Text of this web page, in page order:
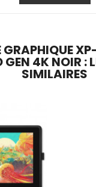
GRAPHIQUE
GEN 4K NOIR :
SIMILAIRES